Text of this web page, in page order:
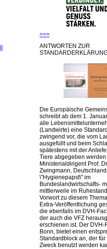
>>>
ANTWORTEN ZUR
Die Europäische
schreibt ab dem 1.
alle
(Landwirte) eine
zwingend vor, die vom
ausgefüllt und beim
spätestens mit der
Tiere abgegeben werden
Ministerialdirigent Prof.
Zwingmann,
\"Hygienepapst\" im
Bundeslandwirtschafts-
mittlerweile im
Vorwort zu diesem
Extra-Veröffentlichung
die ebenfalls im DVH-
der auch die VFZ
erschienen ist. Der DVH-
Bonn, bietet einen
Standardblock an, der
Zweck benutzt werden